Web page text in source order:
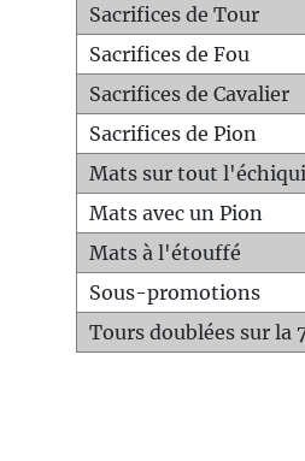
Sacrifices de Tour
Sacrifices de Fou
Sacrifices de Cavalier
Sacrifices de Pion
Mats sur tout
Mats avec un Pion
Mats à l'étouffé
Sous-promotions
Tours doublées sur la